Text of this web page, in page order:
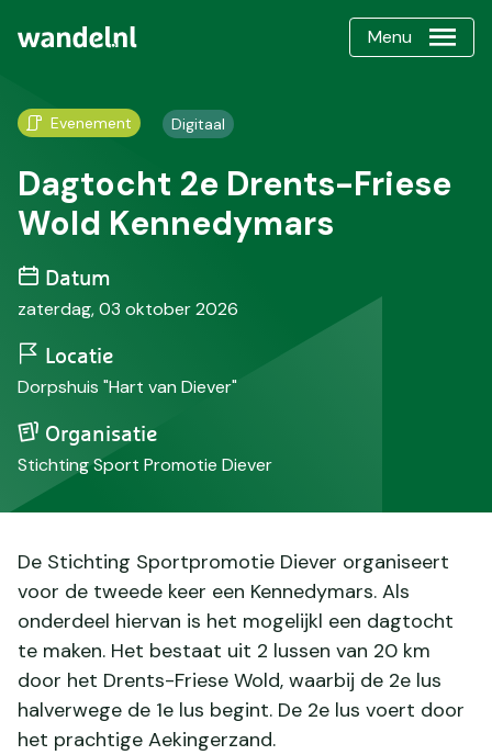
Menu
Evenement Digitaal
Dagtocht 2e Drents-Friese
Wold Kennedymars
Datum
zaterdag, 03 oktober 2026
Locatie
Dorpshuis "Hart van Diever"
Organisatie
Stichting Sport Promotie Diever
De Stichting Sportpromotie Diever organiseert
voor de tweede keer een Kennedymars. Als
onderdeel hiervan is het mogelijkl een dagtocht
te maken. Het bestaat uit 2 lussen van 20 km
door het Drents-Friese Wold, waarbij de 2e lus
halverwege de 1e lus begint. De 2e lus voert door
het prachtige Aekingerzand.